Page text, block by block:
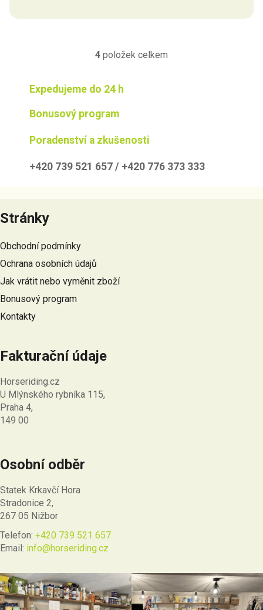
O
c
p
4 položek celkem
Expedujeme do 24 h
Bonusový program
Poradenství a zkušenosti
+420 739 521 657 / +420 776 373 333
á
p
a
t
í
Stránky
Obchodní podmínky
Ochrana osobních údajů
Jak vrátit nebo vyměnit zboží
Bonusový program
Kontakty
Fakturační údaje
Horseriding.cz
U Mlýnského rybníka 115,
Praha 4,
149 00
Osobní odběr
Statek Krkavčí Hora
Stradonice 2,
267 05 Nižbor
Telefon: +420 739 521 657
Email: info@horseriding.cz